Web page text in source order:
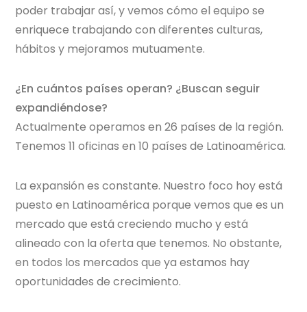
poder trabajar así, y vemos cómo el equipo se
enriquece trabajando con diferentes culturas,
hábitos y mejoramos mutuamente.
¿En cuántos países operan? ¿Buscan seguir
expandiéndose?
Actualmente operamos en 26 países de la región.
Tenemos 11 oficinas en 10 países de Latinoamérica.
La expansión es constante. Nuestro foco hoy está
puesto en Latinoamérica porque vemos que es un
mercado que está creciendo mucho y está
alineado con la oferta que tenemos. No obstante,
en todos los mercados que ya estamos hay
oportunidades de crecimiento.